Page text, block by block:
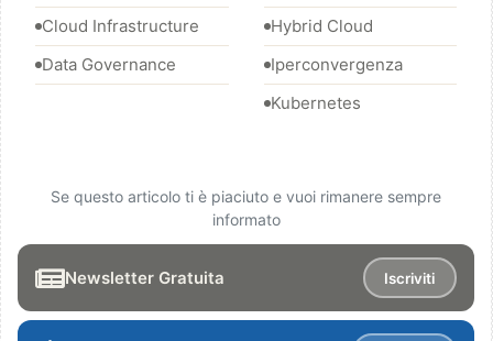
Cloud Infrastructure
Data Governance
Hybrid Cloud
Iperconvergenza
Kubernetes
Se questo articolo ti è piaciuto e vuoi rimanere sempre
informato
Newsletter Gratuita Iscriviti